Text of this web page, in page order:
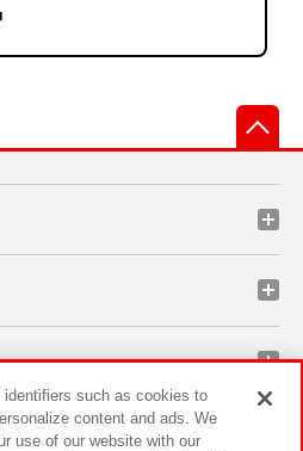
such as cookies to
content and ads. We
use of our website with our